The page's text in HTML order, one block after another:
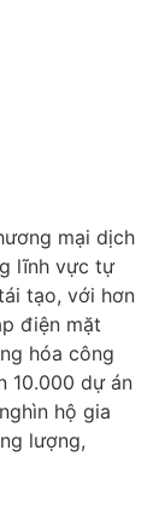
mại dịch
lĩnh vực tự
tạo, với hơn
điện mặt
hóa công
10.000 dự án
hộ gia
lượng,